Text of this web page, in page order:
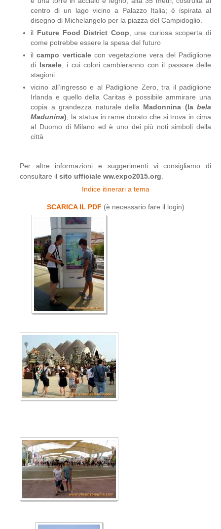
centro di un lago vicino a Palazzo Italia; è ispirata al
disegno di Michelangelo per la piazza del Campidoglio.
il Future Food District Coop , una curiosa scoperta di
come potrebbe essere la spesa del futuro
ilcampo verticalecon vegetazione vera del Padiglione
di Israele, i cui colori cambieranno con il passare delle
stagioni
vicino all’ingresso e al Padiglione Zero, tra il padiglione
Irlanda e quello della Caritas è possibile ammirare una
copia a grandezza naturale della Madonnina (labela
Madunina) , la statua in rame dorato che si trova in cima
al Duomo di Milano ed è uno dei più noti simboli della
città
Per altre informazioni e suggerimenti vi consigliamo di
consultare il sito ufficiale ww.expo2015.org
Indice itinerari a tema
SCARICA IL PDF (è necessario fare il login)